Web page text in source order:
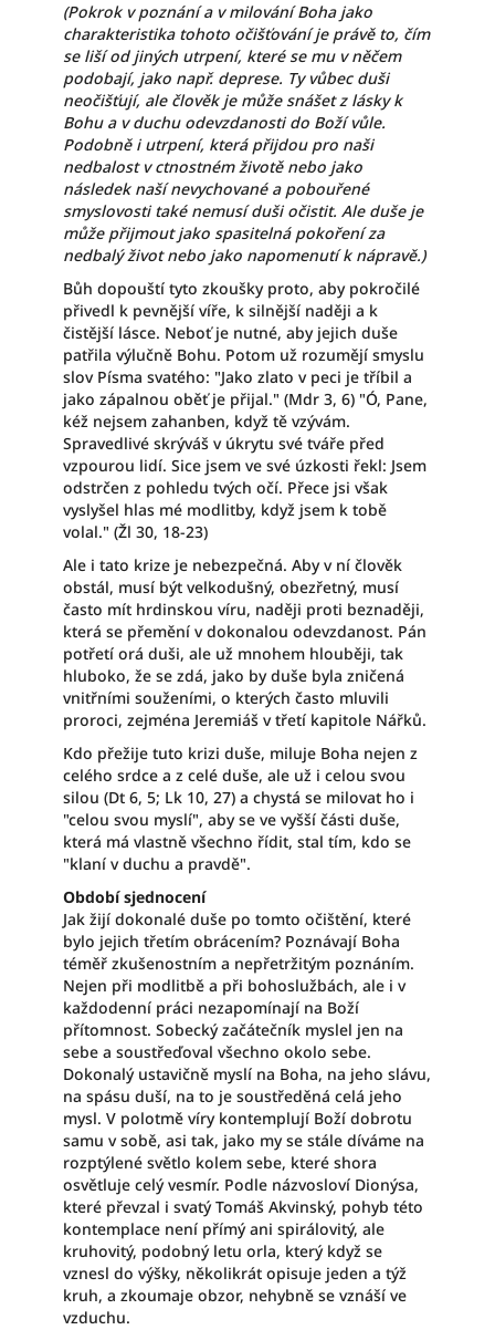
(Pokrok v poznání a v milování Boha jako
charakteristika tohoto očišťování je právě to, čím
se liší od jiných utrpení, které se mu v něčem
podobají, jako např. deprese. Ty vůbec duši
neočišťují, ale člověk je může snášet z lásky k
Bohu a v duchu odevzdanosti do Boží vůle.
Podobně i utrpení, která přijdou pro naši
nedbalost v ctnostném životě nebo jako
následek naší nevychované a pobouřené
smyslovosti také nemusí duši očistit. Ale duše je
může přijmout jako spasitelná pokoření za
nedbalý život nebo jako napomenutí k nápravě.)
Bůh dopouští tyto zkoušky proto, aby pokročilé
přivedl k pevnější víře, k silnější naději a k
čistější lásce. Neboť je nutné, aby jejich duše
patřila výlučně Bohu. Potom už rozumějí smyslu
slov Písma svatého: "Jako zlato v peci je tříbil a
jako zápalnou oběť je přijal." (Mdr 3, 6) "Ó, Pane,
kéž nejsem zahanben, když tě vzývám.
Spravedlivé skrýváš v úkrytu své tváře před
vzpourou lidí. Sice jsem ve své úzkosti řekl: Jsem
odstrčen z pohledu tvých očí. Přece jsi však
vyslyšel hlas mé modlitby, když jsem k tobě
volal." (Žl 30, 18-23)
Ale i tato krize je nebezpečná. Aby v ní člověk
obstál, musí být velkodušný, obezřetný, musí
často mít hrdinskou víru, naději proti beznaději,
která se přemění v dokonalou odevzdanost. Pán
potřetí orá duši, ale už mnohem hlouběji, tak
hluboko, že se zdá, jako by duše byla zničená
vnitřními souženími, o kterých často mluvili
proroci, zejména Jeremiáš v třetí kapitole Nářků.
Kdo přežije tuto krizi duše, miluje Boha nejen z
celého srdce a z celé duše, ale už i celou svou
silou (Dt 6, 5; Lk 10, 27) a chystá se milovat ho i
"celou svou myslí", aby se ve vyšší části duše,
která má vlastně všechno řídit, stal tím, kdo se
"klaní v duchu a pravdě".
Období sjednocení
Jak žijí dokonalé duše po tomto očištění, které
bylo jejich třetím obrácením? Poznávají Boha
téměř zkušenostním a nepřetržitým poznáním.
Nejen při modlitbě a při bohoslužbách, ale i v
každodenní práci nezapomínají na Boží
přítomnost. Sobecký začátečník myslel jen na
sebe a soustřeďoval všechno okolo sebe.
Dokonalý ustavičně myslí na Boha, na jeho slávu,
na spásu duší, na to je soustředěná celá jeho
mysl. V polotmě víry kontemplují Boží dobrotu
samu v sobě, asi tak, jako my se stále díváme na
rozptýlené světlo kolem sebe, které shora
osvětluje celý vesmír. Podle názvosloví Dionýsa,
které převzal i svatý Tomáš Akvinský, pohyb této
kontemplace není přímý ani spirálovitý, ale
kruhovitý, podobný letu orla, který když se
vznesl do výšky, několikrát opisuje jeden a týž
kruh, a zkoumaje obzor, nehybně se vznáší ve
vzduchu.